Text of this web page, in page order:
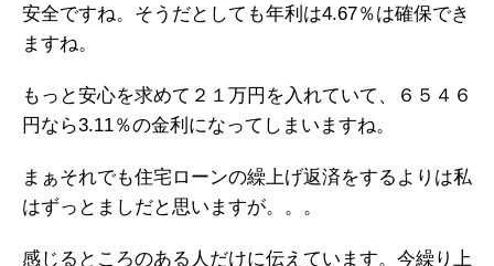
安全ですね。そうだとしても年利は4.67％は確保でき
ますね。
もっと安心を求めて２１万円を入れていて、６５４６
円なら3.11％の金利になってしまいますね。
まぁそれでも住宅ローンの繰上げ返済をするよりは私
はずっとましだと思いますが。。。
感じるところのある人だけに伝えています。今繰り上